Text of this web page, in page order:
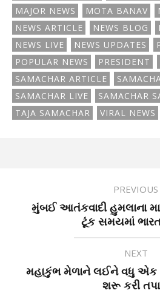
MAJOR NEWS
MOTA BANAV
NEWS ARTICLE
NEWS BLOG
NEWS LIVE
NEWS UPDATES
POPULAR NEWS
PRESIDENT
SAMACHAR ARTICLE
SAMACHAR LIVE
SAMACHAR
TAJA SAMACHAR
VIRAL NEWS
PREVIOUS
મુંબઈ આતંકવાદી હુમલાના
ટૂંક સમયમાં
NEXT
મહાકુંભ મેળાને લઈને વધુ એક
શરૂ કરી